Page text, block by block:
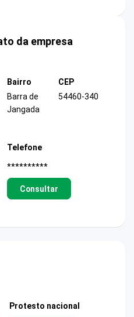
da empresa
Bairro
Barra de
Jangada
CEP
54460-340
Telefone
**********
Consultar
Protesto nacional